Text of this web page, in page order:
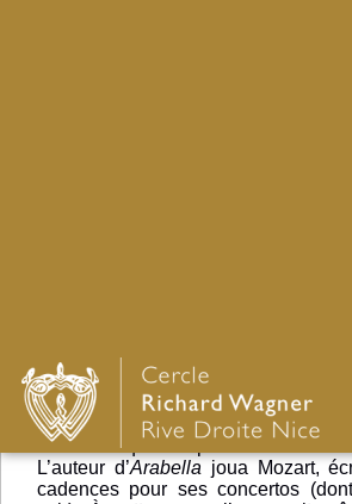
naïfs, l’allier à Richard Strauss
L’admiration du second pour le
patente dans maintes pages
protéiforme,Der Rosenkavalieren
constitue qu’une partie d’une
L’auteur d’Arabella joua Mozart,
cadences pour ses concertos